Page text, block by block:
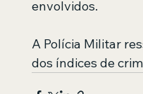
envolvidos.
A Polícia Militar
dos índices de